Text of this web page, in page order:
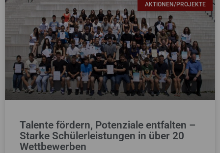
AKTIONEN/PROJEKTE
Talente fördern, Potenziale entfalten –
Starke Schülerleistungen in über 20
Wettbewerben